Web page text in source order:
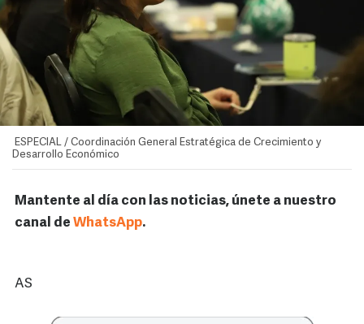
ESPECIAL / Coordinación General Estratégica de Crecimiento y
Desarrollo Económico
Mantente al día con las noticias, únete a nuestro
canal de WhatsApp.
AS